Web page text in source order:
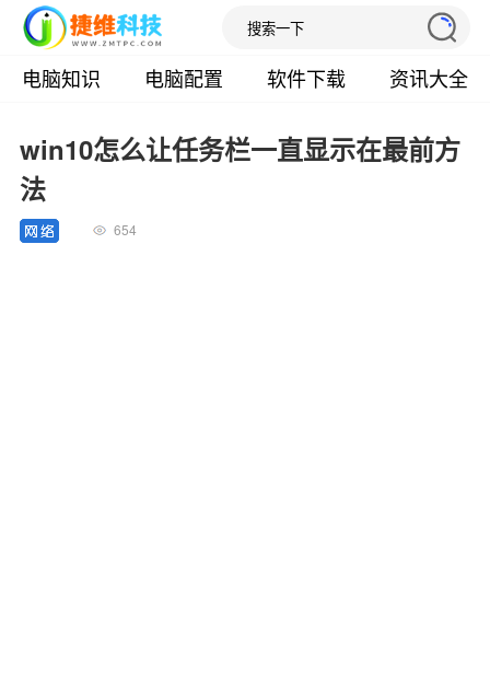
电脑知识 电脑配置 软件下载 资讯大全
win10怎么让任务栏一直显示在最前方
法
654